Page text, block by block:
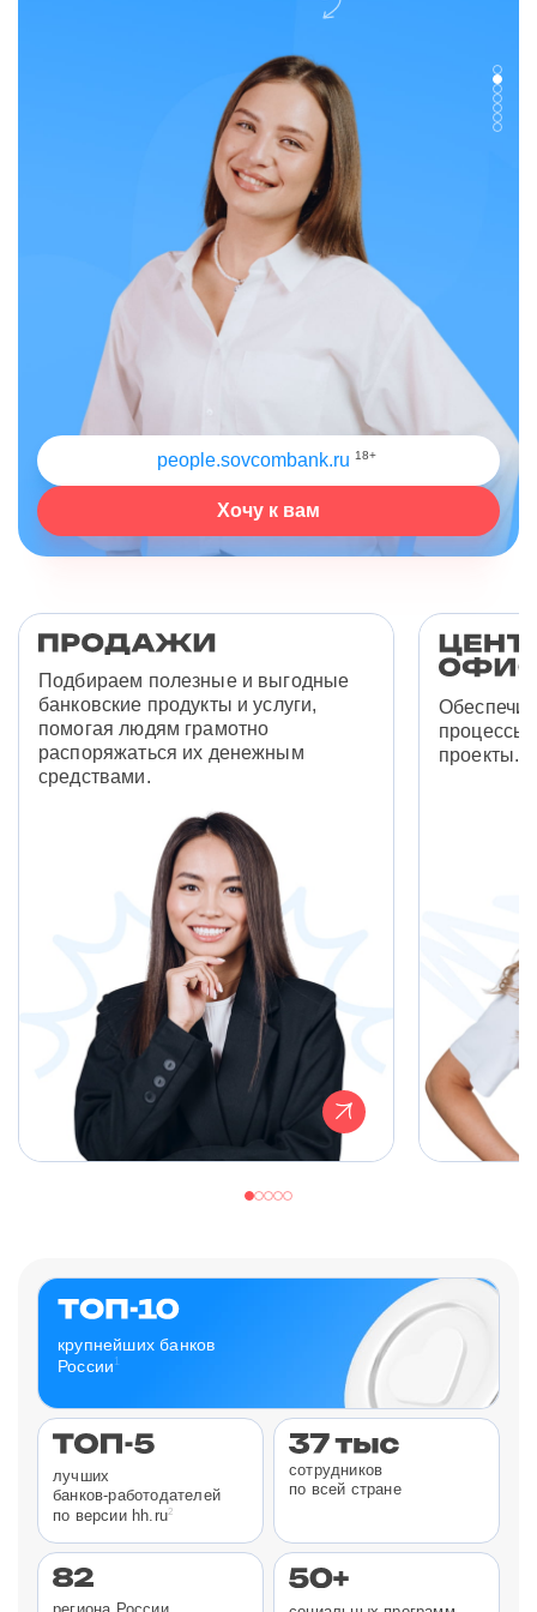
people.sovcombank.ru 18+
Хочу к вам
Подбираем полезные и выгодные
банковские продукты и услуги,
помогая людям грамотно
распоряжаться их денежным
средствами.
процессы
проекты.
крупнейших банков
России 1
лучших
банков-работодателей
по версии hh.ru2
сотрудников
по всей стране